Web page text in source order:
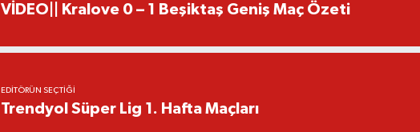
VİDEO|| Kralove 0 – 1 Beşiktaş Geniş Maç Özeti
EDITÖRÜN SEÇTIĞI
Trendyol Süper Lig 1. Hafta Maçları